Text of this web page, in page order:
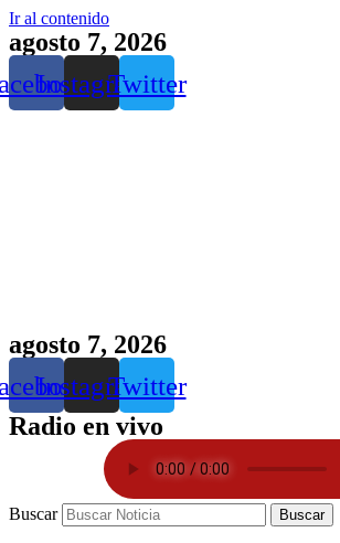
Ir al contenido
agosto 7, 2026
InstagramTwitter
agosto 7, 2026
InstagramTwitter
Radio en vivo
Buscar Buscar